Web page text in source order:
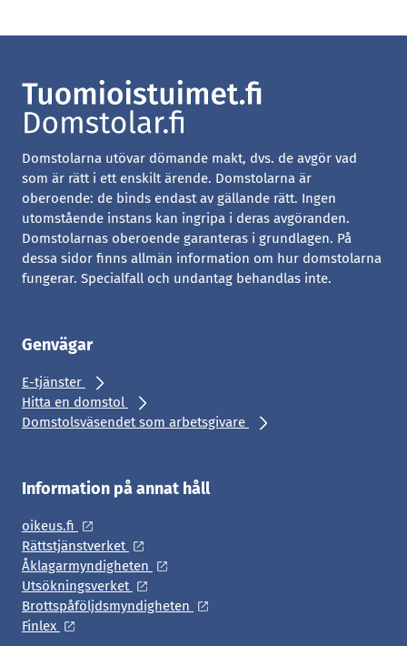
Domstolarna utövar dömande makt, dvs. de avgör vad
som är rätt i ett enskilt ärende. Domstolarna är
oberoende: de binds endast av gällande rätt. Ingen
utomstående instans kan ingripa i deras avgöranden.
Domstolarnas oberoende garanteras i grundlagen. På
dessa sidor finns allmän information om hur domstolarna
fungerar. Specialfall och undantag behandlas inte.
Genvägar
E-tjänster
Hitta en domstol
Domstolsväsendet som arbetsgivare
Information på annat håll
oikeus.fi
Rättstjänstverket
Åklagarmyndigheten
Utsökningsverket
Brottspåföljdsmyndigheten
Finlex